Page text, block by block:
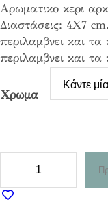
Αρωματικο κερι
Διαστάσεις: 4Χ7
περιλαμβνει και
περιλαμβνει και
Χρωμα
ω